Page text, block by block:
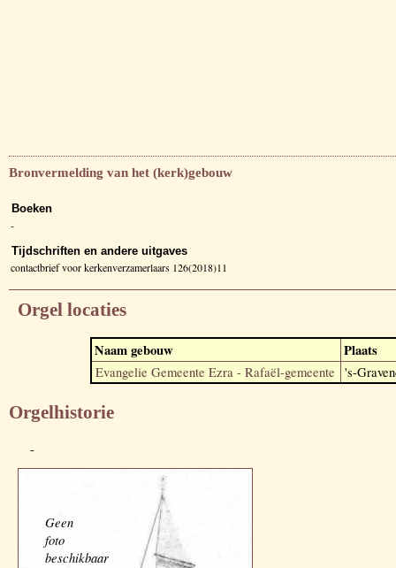
Bronvermelding van het (kerk)gebouw
Boeken
-
Tijdschriften en andere uitgaves
contactbrief voor kerkenverzamerlaars 126(2018)11
Orgel locaties
Naam gebouw Plaats
Evangelie Gemeente Ezra - Rafaël-gemeente 's-
Orgelhistorie
-
Geen
foto
beschikbaar